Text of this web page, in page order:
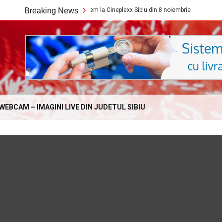
Breaking News
Ce filme noi vedem la Cineplexx Sibiu din 8 noiembrie Ce
– IMAGINI LIVE DIN JUDETUL SIBIU